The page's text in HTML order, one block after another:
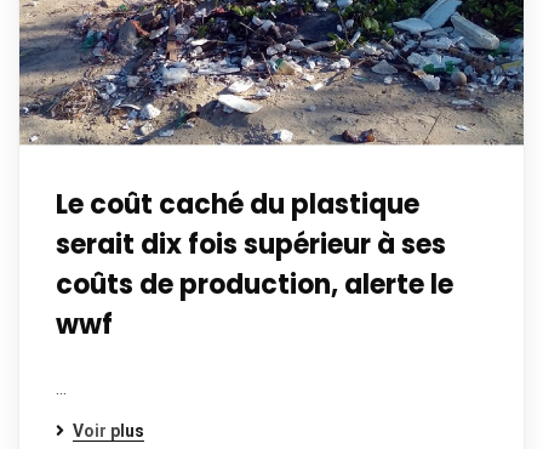
Le coût caché du plastique
serait dix fois supérieur à ses
coûts de production, alerte le
wwf
…
Voir plus